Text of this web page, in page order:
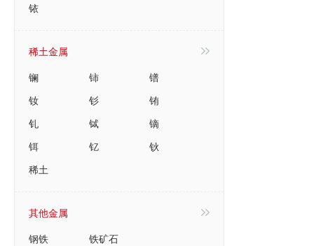
铱
稀土金属
镧
铈
镨
钕
钐
铕
钆
铽
镝
铒
钇
钬
稀土
其他金属
钢铁
铁矿石